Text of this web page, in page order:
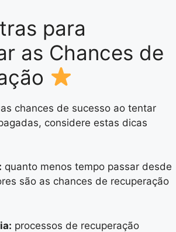
para
as Chances de
chances de sucesso ao tentar
considere estas dicas
quanto menos tempo passar desde
são as chances de recuperação
processos de recuperação